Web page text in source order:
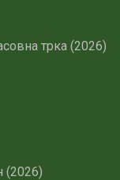
трка (2026)
(2026)